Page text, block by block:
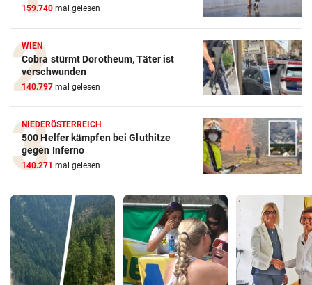
159.740 mal gelesen
WIEN
Cobra stürmt Dorotheum, Täter ist
verschwunden
140.797 mal gelesen
NIEDERÖSTERREICH
500 Helfer kämpfen bei Gluthitze
gegen Inferno
140.271 mal gelesen